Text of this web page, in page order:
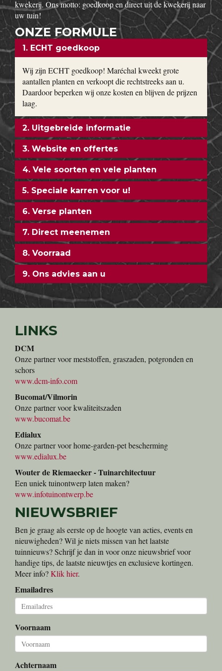
kwekerij. Ons motto: goedkoop en direct uit de kwekerij naar
uw tuin!
ONZE FORMULE
1. ECHT goedkoop
Wij zijn ECHT goedkoop! Maréchal kweekt grote
aantallen planten en verkoopt die rechtstreeks aan u.
Daardoor beperken wij onze kosten en blijven de prijzen
laag.
2. Uitgebreide informatie
3. Website en offertes
4. Vele soorten en vele planten
5. Speciale karren voor u!
6. Verse planten
7. Direct meenemen
8. Voorraad
9. Ons advies aan u
LINKS
DCM
Onze partner voor meststoffen, graszaden, potgronden en
schors
www.dcm-info.com
Bucomat/Vilmorin
Onze partner voor kwaliteitszaden
www.bucomat.be
Edialux
Onze partner voor home-garden-pet bescherming
www.edialux.be
Wouter de Riemaecker - Tuinarchitectuur
Een uniek tuinontwerp laten maken?
www.infotuinontwerp.be
NIEUWSBRIEF
Ben je graag als eerste op de hoogte van acties, events en
nieuwigheden? Wil je niets missen van het laatste
tuinnieuws? Schrijf je dan in voor onze nieuwsbrief voor
handige tips, de laatste nieuwtjes en exclusieve kortingen.
Meer info?Klik hier.
Emailadres
Voornaam
Achternaam